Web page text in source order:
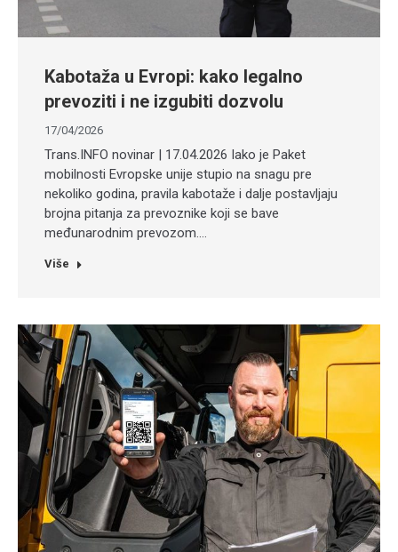
Kabotaža u Evropi: kako legalno
prevoziti i ne izgubiti dozvolu
17/04/2026
Trans.INFO novinar | 17.04.2026 Iako je Paket
mobilnosti Evropske unije stupio na snagu pre
nekoliko godina, pravila kabotaže i dalje postavljaju
brojna pitanja za prevoznike koji se bave
međunarodnim prevozom.…
Više